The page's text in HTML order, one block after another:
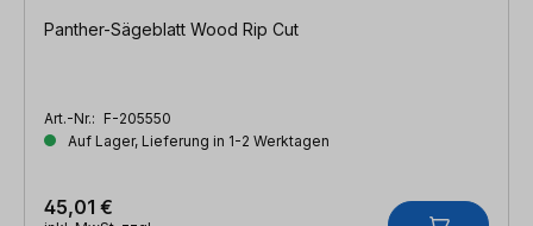
Panther-Sägeblatt Wood Rip Cut
Art.-Nr.: F-205550
Auf Lager, Lieferung in 1-2 Werktagen
45,01 €